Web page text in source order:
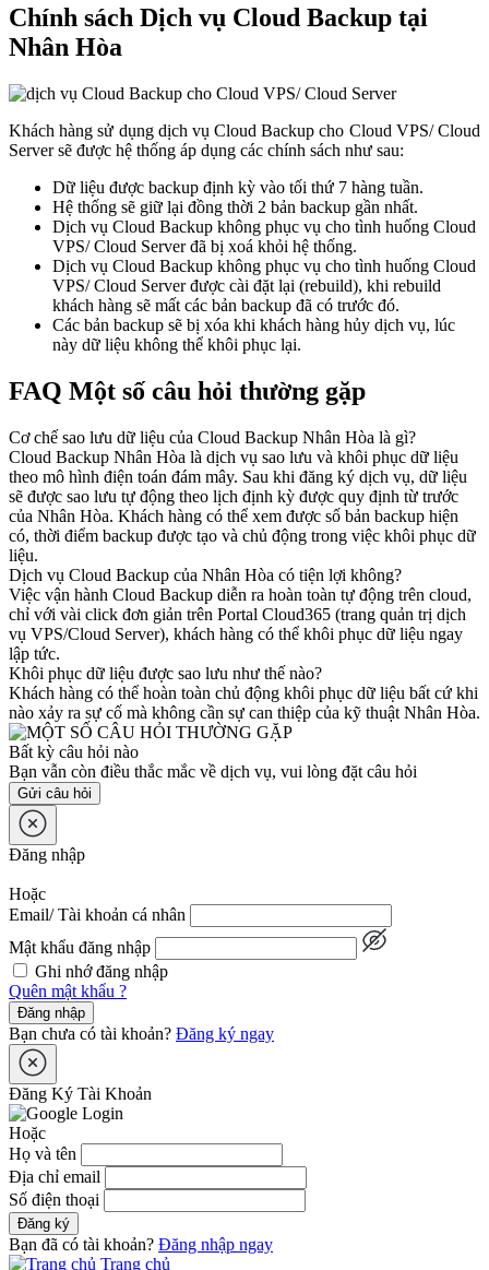
Chính sách Dịch vụ Cloud Backup tại
Nhân Hòa
Khách hàng sử dụng dịch vụ Cloud Backup cho Cloud VPS/ Cloud
Server sẽ được hệ thống áp dụng các chính sách như sau:
Dữ liệu được backup định kỳ vào tối thứ 7 hàng tuần.
Hệ thống sẽ giữ lại đồng thời 2 bản backup gần nhất.
Dịch vụ Cloud Backup không phục vụ cho tình huống Cloud
VPS/ Cloud Server đã bị xoá khỏi hệ thống.
Dịch vụ Cloud Backup không phục vụ cho tình huống Cloud
VPS/ Cloud Server được cài đặt lại (rebuild), khi rebuild
khách hàng sẽ mất các bản backup đã có trước đó.
Các bản backup sẽ bị xóa khi khách hàng hủy dịch vụ, lúc
này dữ liệu không thể khôi phục lại.
FAQ Một số câu hỏi thường gặp
Cơ chế sao lưu dữ liệu của Cloud Backup Nhân Hòa là gì?
Cloud Backup Nhân Hòa là dịch vụ sao lưu và khôi phục dữ liệu
theo mô hình điện toán đám mây. Sau khi đăng ký dịch vụ, dữ liệu
sẽ được sao lưu tự động theo lịch định kỳ được quy định từ trước
của Nhân Hòa. Khách hàng có thể xem được số bản backup hiện
có, thời điểm backup được tạo và chủ động trong việc khôi phục dữ
liệu.
Dịch vụ Cloud Backup của Nhân Hòa có tiện lợi không?
Việc vận hành Cloud Backup diễn ra hoàn toàn tự động trên cloud,
chỉ với vài click đơn giản trên Portal Cloud365 (trang quản trị dịch
vụ VPS/Cloud Server), khách hàng có thể khôi phục dữ liệu ngay
lập tức.
Khôi phục dữ liệu được sao lưu như thế nào?
Khách hàng có thể hoàn toàn chủ động khôi phục dữ liệu bất cứ khi
nào xảy ra sự cố mà không cần sự can thiệp của kỹ thuật Nhân Hòa.
Bất kỳ câu hỏi nào
Bạn vẫn còn điều thắc mắc về dịch vụ, vui lòng đặt câu hỏi
Gửi câu hỏi
Đăng nhập
Hoặc
Email/ Tài khoản cá nhân
Mật khẩu đăng nhập
Ghi nhớ đăng nhập
Quên mật khẩu ?
Đăng nhập
Bạn chưa có tài khoản? Đăng ký ngay
Đăng Ký Tài Khoản
Hoặc
Họ và tên
Địa chỉ email
Số điện thoại
Đăng ký
Bạn đã có tài khoản? Đăng nhập ngay
Trang chủ